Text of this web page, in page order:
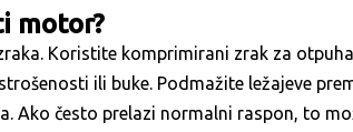
motor?
Koristite komprimirani zrak za
ili buke. Podmažite ležajeve
Ako često prelazi normalni raspon, to